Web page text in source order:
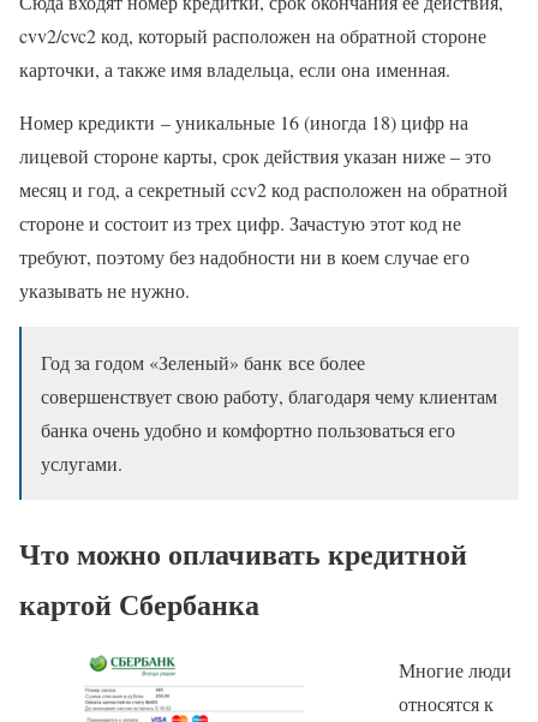
cvv2/cvc2 код, который расположен на обратной стороне
карточки, а также имя владельца, если она именная.
Номер кредикти – уникальные 16 (иногда 18) цифр на
лицевой стороне карты, срок действия указан ниже – это
месяц и год, а секретный ccv2 код расположен на обратной
стороне и состоит из трех цифр. Зачастую этот код не
требуют, поэтому без надобности ни в коем случае его
указывать не нужно.
Год за годом «Зеленый» банк все более
совершенствует свою работу, благодаря чему клиентам
банка очень удобно и комфортно пользоваться его
услугами.
Что можно оплачивать кредитной
картой Сбербанка
Многие люди
относятся к